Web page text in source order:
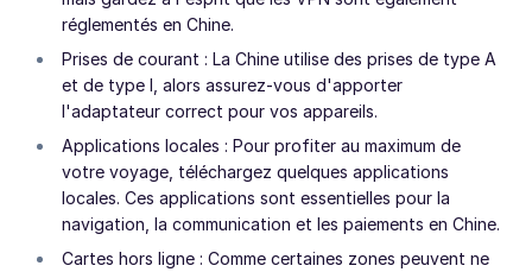
réglementés en Chine.
Prises de courant : La Chine utilise des prises de type A
et de type I, alors assurez-vous d'apporter
l'adaptateur correct pour vos appareils.
Applications locales : Pour profiter au maximum de
votre voyage, téléchargez quelques applications
locales. Ces applications sont essentielles pour la
navigation, la communication et les paiements en Chine.
Cartes hors ligne : Comme certaines zones peuvent ne